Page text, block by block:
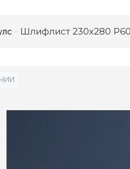
Шлифлист 230х280